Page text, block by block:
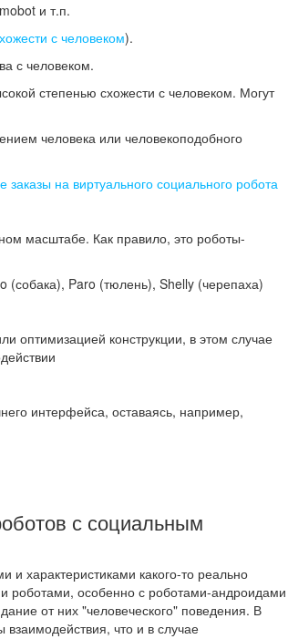
и т.п.
с человеком).
с человеком.
степенью схожести с человеком. Могут
человека или человекоподобного
на виртуального социального робота
масштабе. Как правило, это роботы-
Paro (тюлень), Shelly (черепаха)
оптимизацией конструкции, в этом случае
интерфейса, оставаясь, например,
с социальным
характеристиками какого-то реально
роботами, особенно с роботами-андроидами
от них "человеческого" поведения. В
что и в случае